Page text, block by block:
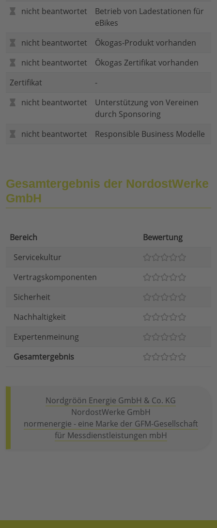
nicht beantwortet
Betrieb von Ladestationen für
eBikes
nicht beantwortet
Ökogas-Produkt vorhanden
nicht beantwortet
Ökogas Zertifikat vorhanden
Zertifikat
-
nicht beantwortet
Unterstützung von Vereinen
durch Sponsoring
nicht beantwortet
Responsible Business Modelle
Gesamtergebnis der NordostWerke
GmbH
Bereich
Bewertung
Servicekultur
Vertragskomponenten
Sicherheit
Nachhaltigkeit
Expertenmeinung
Gesamtergebnis
Nordgröön Energie GmbH & Co. KG
NordostWerke GmbH
normenergie - eine Marke der GFM-Gesellschaft
für Messdienstleistungen mbH